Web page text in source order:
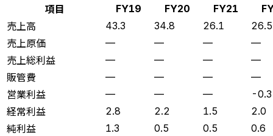
項目
FY19 FY20 FY21
売上高 43.3 34.8 26.1 26.5
売上原価 — — — —
売上総利益 — — — —
販管費 — — — —
営業利益 — — — -0.3
経常利益 2.8 2.2 1.5 2.0
純利益 1.3 0.5 0.5 0.6